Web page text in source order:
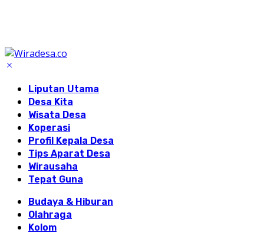
Liputan Utama
Desa Kita
Wisata Desa
Koperasi
Profil Kepala Desa
Tips Aparat Desa
Wirausaha
Tepat Guna
Budaya & Hiburan
Olahraga
Kolom